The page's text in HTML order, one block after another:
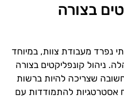
בצורה
נפרד מעבודת צוות, במיוחד
ניהול קונפליקטים בצורה
שצריכה להיות ברשות
אסטרטגיות להתמודדות עם